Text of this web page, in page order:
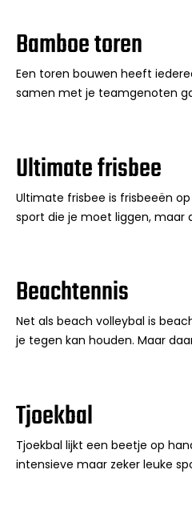
Bamboe toren
Een toren bouwen heeft
samen met je teamgenoten
Ultimate frisbee
Ultimate frisbee is frisbeeën
sport die je moet liggen, maar
Beachtennis
Net als beach volleybal is
je tegen kan houden. Maar
Tjoekbal
Tjoekbal lijkt een beetje op
intensieve maar zeker leuke